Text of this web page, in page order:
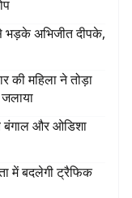
भड़के अभिजीत दीपके,
की महिला ने तोड़ा
बंगाल और ओडिशा
में बदलेगी ट्रैफिक